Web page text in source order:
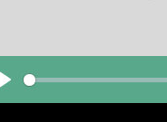
Play